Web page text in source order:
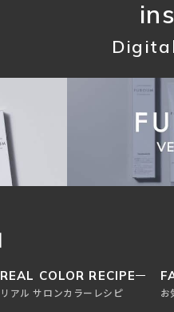
REAL COLOR RECIPE
リアル サロンカラーレシピ お